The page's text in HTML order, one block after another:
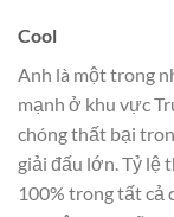
Cool
Anh là một trong
mạnh ở khu vực
chóng thất bại
giải đấu lớn. Tỷ lệ
100% trong tất cả